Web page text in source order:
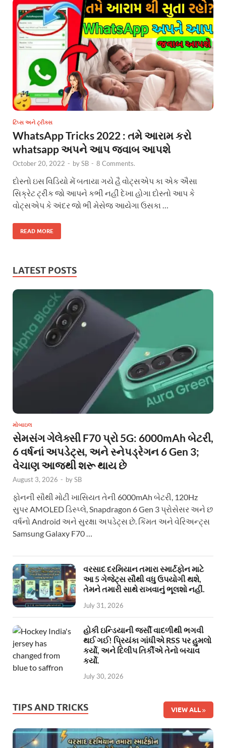
ટિપ્સ અને ટ્રીક્સ
WhatsApp Tricks 2022 : તમે આરામ કરો
whatsapp અપને આપ જવાબ આપશે
October 20, 2022 - bySB - 8 Comments.
દોસ્તો ઇસ વિડિયો મેં બતાયા ગયે હૈ વોટ્સએપ કા એક ઐસા
સિક્રેટ ટ્રીક જો આપને કભી નહીં દેખા હોગા દોસ્તો આપ કે
વોટ્સએપ કે અંદર જો ભી મેસેજ આયેગા ઉસકા …
READ MORE
LATEST POSTS
મોબાઇલ
સેમસંગ ગેલેક્સી F70 પ્રો 5G: 6000mAh બેટરી,
6 વર્ષનાં અપડેટ્સ, અને સ્નેપડ્રેગન 6 Gen 3;
વેચાણ આજથી શરૂ થાય છે
August 3, 2026 - bySB
ફોનની સૌથી મોટી ખાસિયત તેની 6000mAh બેટરી, 120Hz
સુપર AMOLED ડિસ્પ્લે, Snapdragon 6 Gen 3 પ્રોસેસર અને છ
વર્ષનો Android અને સુરક્ષા અપડેટ્સ છે. કિંમત અને વેરિઅન્ટ્સ
Samsung Galaxy F70 …
વરસાદ દરમિયાન તમારા સ્માર્ટફોન માટે
આ 5 ગેજેટ્સ સૌથી વધુ ઉપયોગી થશે,
તેમને તમારી સાથે રાખવાનું ભૂલશો નહીં.
July 31, 2026
હોકી ઇન્ડિયાની જર્સી વાદળીથી ભગવી
થઈ ગઈ! પ્રિયંકા ગાંધીએ RSS પર હુમલો
કર્યો, અને દિલીપ તિર્કીએ તેનો બચાવ
કર્યો.
July 30, 2026
TIPS AND TRICKS VIEW ALL